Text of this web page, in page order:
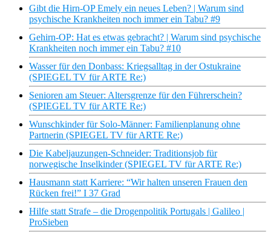
Gibt die Hirn-OP Emely ein neues Leben? | Warum sind
psychische Krankheiten noch immer ein Tabu? #9
Gehirn-OP: Hat es etwas gebracht? | Warum sind psychische
Krankheiten noch immer ein Tabu? #10
Wasser für den Donbass: Kriegsalltag in der Ostukraine
(SPIEGEL TV für ARTE Re:)
Senioren am Steuer: Altersgrenze für den Führerschein?
(SPIEGEL TV für ARTE Re:)
Wunschkinder für Solo-Männer: Familienplanung ohne
Partnerin (SPIEGEL TV für ARTE Re:)
Die Kabeljauzungen-Schneider: Traditionsjob für
norwegische Inselkinder (SPIEGEL TV für ARTE Re:)
Hausmann statt Karriere: “Wir halten unseren Frauen den
Rücken frei!” I 37 Grad
Hilfe statt Strafe – die Drogenpolitik Portugals | Galileo |
ProSieben